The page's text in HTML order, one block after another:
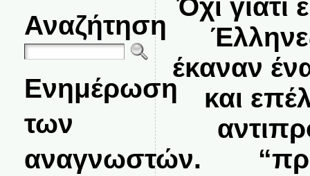
Αναζήτηση
Ενημέρωση
των
αναγνωστών.
Όχι γιατί
έκαναν
και